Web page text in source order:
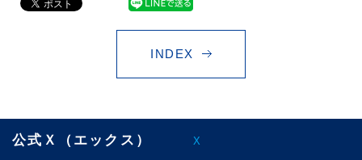
INDEX
公式Ｘ（エックス） X